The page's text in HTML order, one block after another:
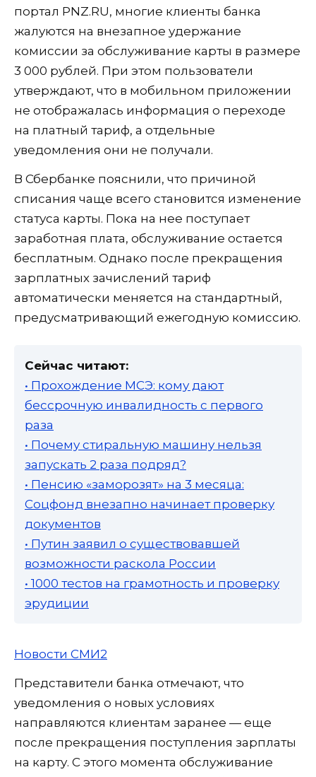
портал PNZ.RU, многие клиенты банка
жалуются на внезапное удержание
комиссии за обслуживание карты в размере
3 000 рублей. При этом пользователи
утверждают, что в мобильном приложении
не отображалась информация о переходе
на платный тариф, а отдельные
уведомления они не получали.
В Сбербанке пояснили, что причиной
списания чаще всего становится изменение
статуса карты. Пока на нее поступает
заработная плата, обслуживание остается
бесплатным. Однако после прекращения
зарплатных зачислений тариф
автоматически меняется на стандартный,
предусматривающий ежегодную комиссию.
Сейчас читают:
• Прохождение МСЭ: кому дают
бессрочную инвалидность с первого
раза
• Почему стиральную машину нельзя
запускать 2 раза подряд?
• Пенсию «заморозят» на 3 месяца:
Соцфонд внезапно начинает проверку
документов
• Путин заявил о существовавшей
возможности раскола России
• 1000 тестов на грамотность и проверку
эрудиции
Новости СМИ2
Представители банка отмечают, что
уведомления о новых условиях
направляются клиентам заранее — еще
после прекращения поступления зарплаты
на карту. С этого момента обслуживание